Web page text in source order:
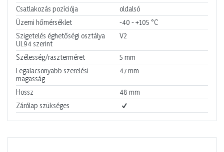
Csatlakozás pozíciója
oldalsó
Üzemi hőmérséklet
-40 - +105 °C
Szigetelés éghetőségi osztálya
UL94 szerint
V2
Szélesség/raszterméret 5 mm
Legalacsonyabb szerelési
magasság
47 mm
Hossz 48 mm
Zárólap szükséges